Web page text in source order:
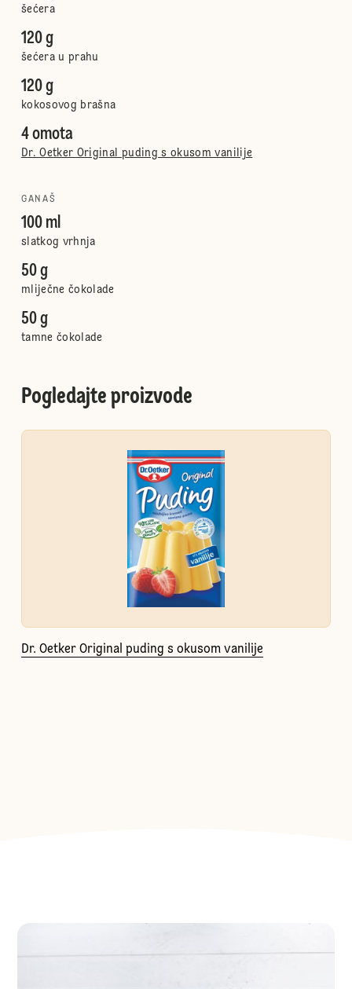
šećera
120 g
šećera u prahu
120 g
kokosovog brašna
4 omota
Dr. Oetker Original puding s okusom vanilije
GANAŠ
100 ml
slatkog vrhnja
50 g
mliječne čokolade
50 g
tamne čokolade
Pogledajte proizvode
Dr. Oetker Original puding s okusom vanilije